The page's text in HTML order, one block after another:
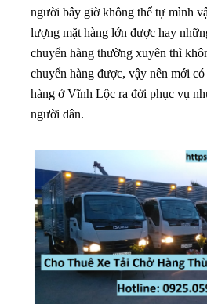
người bây giờ không thể tự mình
lượng mặt hàng lớn được hay
chuyển hàng thường xuyên thì
chuyển hàng được, vậy nên mới
hàng ở Vĩnh Lộc ra đời phục vụ
người dân.